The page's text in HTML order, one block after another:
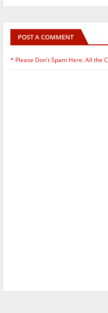
POST A COMMENT
* Please Don't Spam Here. All the